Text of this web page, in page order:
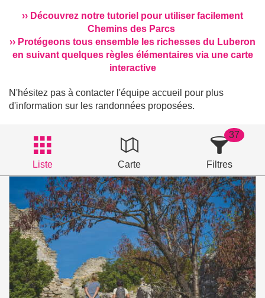
›› Découvrez notre tutoriel pour utiliser facilement
Chemins des Parcs
›› Protégeons tous ensemble les richesses du Luberon
en suivant quelques règles élémentaires via une carte
interactive
N'hésitez pas à contacter l'équipe accueil pour plus
d'information sur les randonnées proposées.
Liste Carte Filtres
37